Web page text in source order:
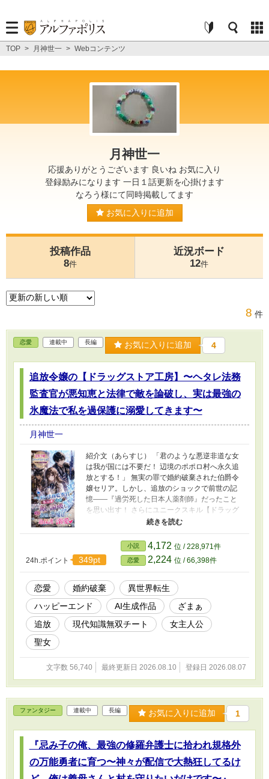
TOP > 月神世一 > Webコンテンツ
月神世一
応援ありがとうございます 良いね お気に入り
登録励みになります 一日１話更新を心掛けます
なろう様にて同時掲載してます
お気に入りに追加
投稿作品
8件
近況ボード
12件
8 件
恋愛 連載中 長編 お気に入りに追加 4
追放令嬢の【ドラッグストア工房】〜ヘタレ法務
監査官が悪知恵と法律で敵を論破し、実は最強の
氷魔法で私を過保護に溺愛してきます〜
月神世一
紹介文（あらすじ） 「君のような悪逆非道な女
は我が国には不要だ！ 辺境のポポロ村へ永久追
放とする！」 無実の罪で婚約破棄された伯爵令
嬢セリア。しかし、追放のショックで前世の記
憶——『過労死した日本人薬剤師』だったこと
を思い出す！ さらにユニークスキル【ドラッグ
ストア工房】が覚醒。前世の市販薬から日用品
チートを手に入れたセリアは、監視役として同
行させられた法務省の地方監察官・クロードと
共に辺境の地ポポロ村へ。 お人好しなセリア
は、怪我で倒れていた猫耳族のツンデレ商人ニ
ャングルを無償で助けたことをきっかけに、村
で薬局をオープン！ 「タダで薬配るなんてアホ
か！ ワイがキッチリ稼いだる！」とニャングル
が裏で財務を牛耳り、セリアの作った『栄養ド
リンク』や『万能ポーション』は、三か国の軍
商会が村に嫌がらせを仕掛けてくるが……。
「はぁ、胃が痛い……。帝国法第14条違反、並
びに威力業務妨害。あなたたちの商会、明日で
「暴力反対」とボヤくヘタレ監査官のクロード
が、分厚い六法全書と悪知恵を駆使し、敵を
がら剣を抜く。 「正当防衛の要件は満たしまし
たね」 実は彼、凄まじい実力を持つ天才氷魔法
剣士だった——！ 悪知恵と法律で敵を追い詰
24h.ポイント 349pt
小説 4,172 位 / 228,971件
恋愛 2,224 位 / 66,398件
恋愛 婚約破棄
異世界転生
ハッピーエンド
AI生成作品
ざまぁ
追放
現代知識無双チート
女主人公
聖女
文字数 56,740 最終更新日 2026.08.10 登録日 2026.08.07
ファンタジー 連載中 長編 お気に入りに追加 1
『忌み子の俺、最強の修羅弁護士に拾われ規格外
の万能勇者に育つ〜神々が配信で大熱狂してるけ